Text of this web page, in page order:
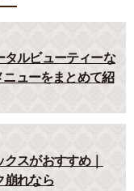
タルビューティーな
ューをまとめて紹
スがおすすめ｜
崩れなら